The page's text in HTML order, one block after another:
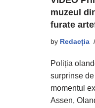
muzeul
furate
by Redacția
Poliția
surprinse
momentul
Assen,